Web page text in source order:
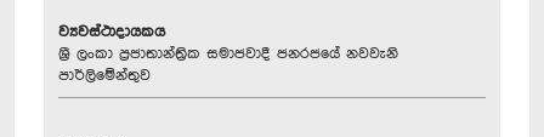
ව්‍යවස්ථාදායකය
ශ්‍රී ලංකා ප්‍රජාතාන්ත්‍රික සමාජවාදී ජනරජයේ නවවැනි
පාර්ලිමේන්තුව